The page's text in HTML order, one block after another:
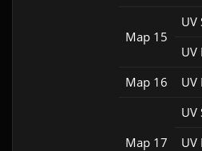
Map 15
UV
UV
Map 16
UV
Map 17
UV
UV